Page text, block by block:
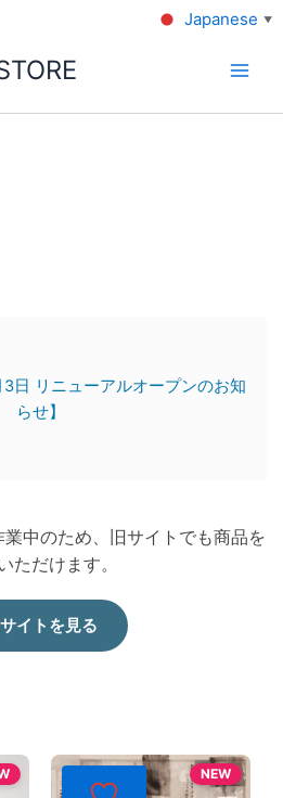
3日 リニューアルオープンのお知
らせ】
中のため、旧サイトでも商品を
ただけます。
サイトを見る
NEW
Japanese ▼